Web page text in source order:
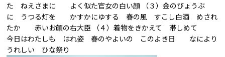
た ねえさまに よく似た官女の白い顔 （３）金のびょうぶ
に うつる灯を かすかにゆする 春の風 すこし白酒 めされ
たか 赤いお顔の右大臣 （４）着物をきかえて 帯しめて
今日はわたしも はれ姿 春のやよいの このよき日 なにより
うれしい ひな祭り